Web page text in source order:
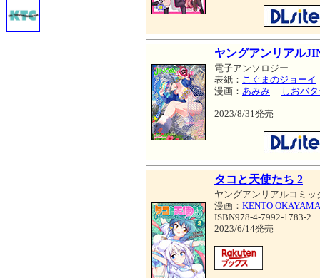
ヤングアンリアル
電子アンソロジー
表紙： こぐまのジョーイ
漫画： あみみ しおバ
2023/8/31発売
タコと天使たち 2
ヤングアンリアルコミッ
漫画： KENTO OKAYAMA
ISBN978-4-7992-1783-2
2023/6/14発売